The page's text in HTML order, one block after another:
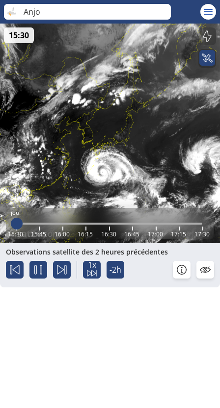
Anjo
jeu.
15:30 15:45 16:00 16:15 16:30 16:45 17:00 17:15 17:30
15:30
Observations satellite des 2 heures précédentes
1x -2h